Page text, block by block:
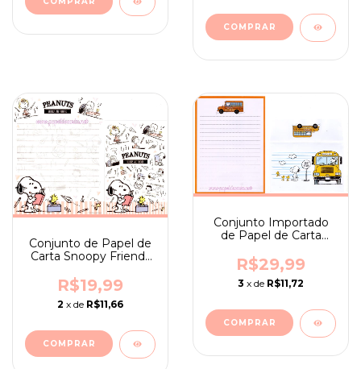
Conjunto de Papel de
Carta Snoopy Friends
R$19,99
2 x de R$11,66
Conjunto Importado
de Papel de Carta
R$29,99
3 x de R$11,72